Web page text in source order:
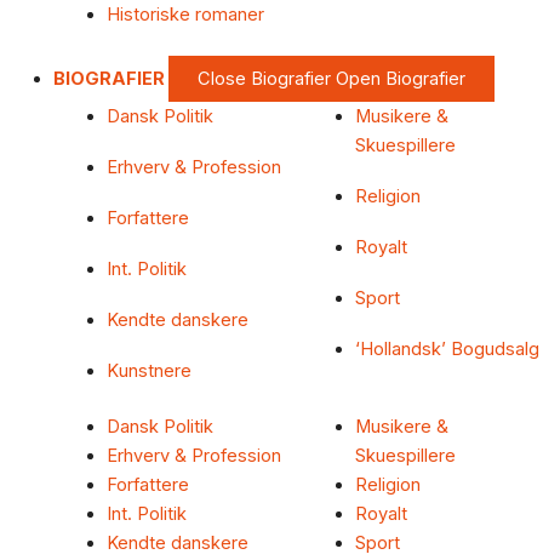
Historiske romaner
BIOGRAFIER Close Biografier Open Biografier
Dansk Politik
Erhverv & Profession
Forfattere
Int. Politik
Kendte danskere
Kunstnere
Musikere &
Skuespillere
Religion
Royalt
Sport
‘Hollandsk’ Bogudsalg
Dansk Politik
Erhverv & Profession
Forfattere
Int. Politik
Kendte danskere
Musikere &
Skuespillere
Religion
Royalt
Sport